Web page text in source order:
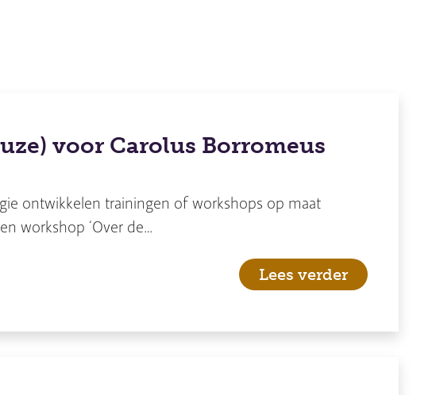
voor Carolus Borromeus
ontwikkelen trainingen of workshops op maat
workshop ‘Over de…
Lees verder